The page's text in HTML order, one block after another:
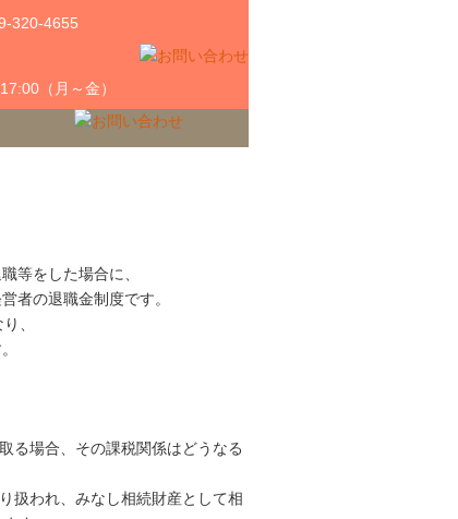
（月～金）
等をした場合に、
者の退職金制度です。
、
る場合、その課税関係はどうなる
扱われ、みなし相続財産として相